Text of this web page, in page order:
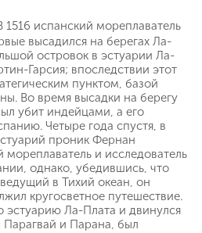
1516 испанский мореплаватель
высадился на берегах Ла-
островок в эстуарии Ла-
Гарсия; впоследствии этот
пунктом, базой
Во время высадки на берегу
убит индейцами, а его
Четыре года спустя, в
проник Фернан
мореплаватель и исследователь
однако, убедившись, что
в Тихий океан, он
кругосветное путешествие.
эстуарию Ла-Плата и двинулся
Парагвай и Парана, был